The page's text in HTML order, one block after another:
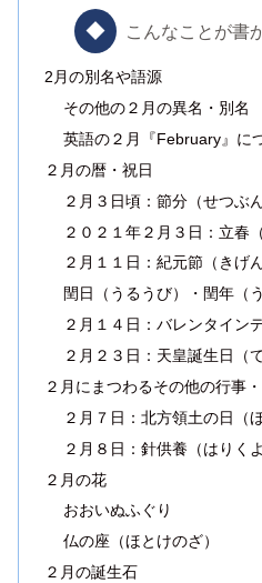
こんなことが書
2月の別名や語源
その他の２月の異名・別名
英語の２月『February』に
２月の暦・祝日
２月３日頃：節分（せつぶん
２０２１年２月３日：立春
２月１１日：紀元節（きげ
閏日（うるうび）・閏年（
２月１４日：バレンタイン
２月２３日：天皇誕生日（
２月にまつわるその他の行事
２月７日：北方領土の日（
２月８日：針供養（はりくよ
２月の花
おおいぬふぐり
仏の座（ほとけのざ）
２月の誕生石